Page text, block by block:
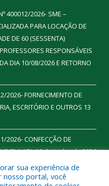
400012/2026- SME –
PARA LOCAÇÃO DE
DE 60 (SESSENTA)
RESPONSÁVEIS
DIA 10/08/2026 E RETORNO
2026- FORNECIMENTO DE
ESCRITÓRIO E OUTROS 13
2026- CONFECÇÃO DE
16 de junho de 2026
sua experiência de
nosso portal, você